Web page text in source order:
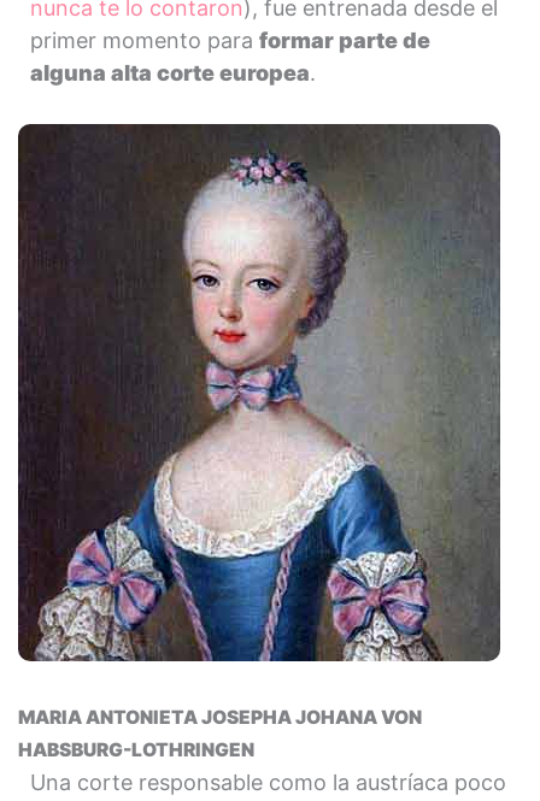
nunca te lo contaron), fue entrenada desde el
primer momento para formar parte de
alguna alta corte europea.
MARIA ANTONIETA JOSEPHA JOHANA VON
HABSBURG-LOTHRINGEN
Una corte responsable como la austríaca poco